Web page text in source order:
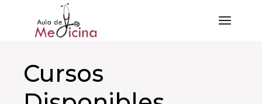
contenido
Cursos